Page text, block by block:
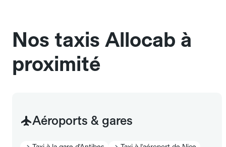
Nos taxis Allocab à
proximité
Aéroports & gares